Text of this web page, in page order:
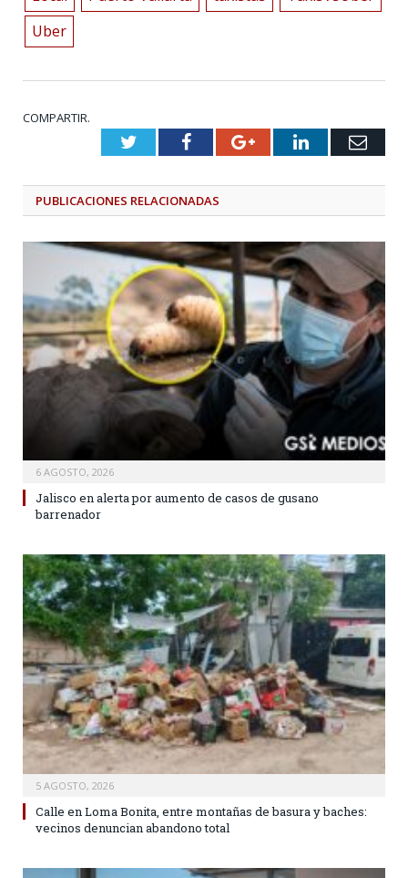
Uber
COMPARTIR.
TwitterFacebookGoogle+LinkedIn
PUBLICACIONES RELACIONADAS
6 AGOSTO, 2026
Jalisco en alerta por aumento de casos de gusano
barrenador
5 AGOSTO, 2026
Calle en Loma Bonita, entre montañas de basura y baches:
vecinos denuncian abandono total